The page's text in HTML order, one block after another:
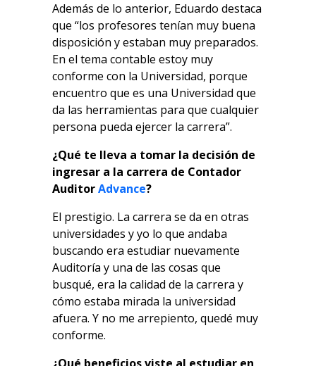
Además de lo anterior, Eduardo destaca
que “los profesores tenían muy buena
disposición y estaban muy preparados.
En el tema contable estoy muy
conforme con la Universidad, porque
encuentro que es una Universidad que
da las herramientas para que cualquier
persona pueda ejercer la carrera”.
¿Qué te lleva a tomar la decisión de
ingresar a la carrera de Contador
AuditorAdvance?
El prestigio. La carrera se da en otras
universidades y yo lo que andaba
buscando era estudiar nuevamente
Auditoría y una de las cosas que
busqué, era la calidad de la carrera y
cómo estaba mirada la universidad
afuera. Y no me arrepiento, quedé muy
conforme.